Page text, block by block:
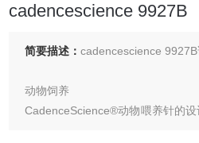
cadencescience 9927B
简要描述：cadencescience
动物饲养
CadenceScience®动物喂养针的